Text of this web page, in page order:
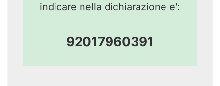
indicare nella dichiarazione e':
92017960391